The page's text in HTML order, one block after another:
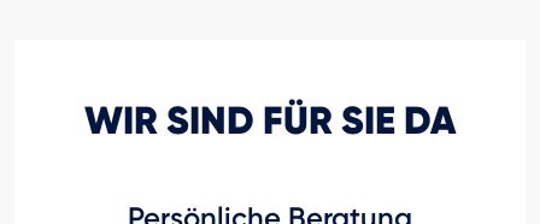
WIR SIND FÜR SIE DA